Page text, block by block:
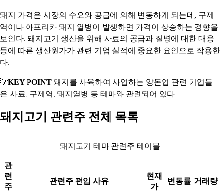
돼지 가격은 시장의 수요와 공급에 의해 변동하게 되는데, 구제
역이나 아프리카 돼지 열병이 발생하면 가격이 상승하는 경향을
보인다. 돼지고기 생산을 위해 사료의 공급과 질병에 대한 대응
등에 따른 생산원가가 관련 기업 실적에 중요한 요인으로 작용한
다.
💡KEY POINT 돼지를 사육하여 사업하는 양돈업 관련 기업들
은 사료, 구제역, 돼지열병 등 테마와 관련되어 있다.
돼지고기 관련주 전체 목록
돼지고기 테마 관련주 테이블
관
련
주
관련주 편입 사유
현재
가
변동률 거래량